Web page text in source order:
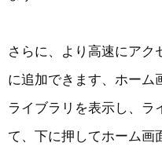
さらに、より高速にアク
に追加できます、ホーム
ライブラリを表示し、ラ
て、下に押してホーム画